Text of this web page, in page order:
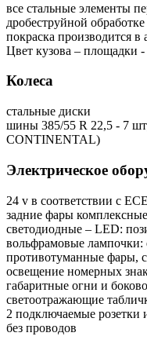
все стальные элементы
дробеструйной
покраска производится
Цвет кузова – площадки -
Колеса
стальные диски
шины 385/55 R 22,5 - 7
CONTINENTAL)
Электрическое
24 v в соответствии с
задние фары
светодиодные – LED:
вольфрамовые лампочки:
противотуманные фары,
освещение номерных
габаритные огни и
светоотражающие
2 подключаемые розетки
без проводов